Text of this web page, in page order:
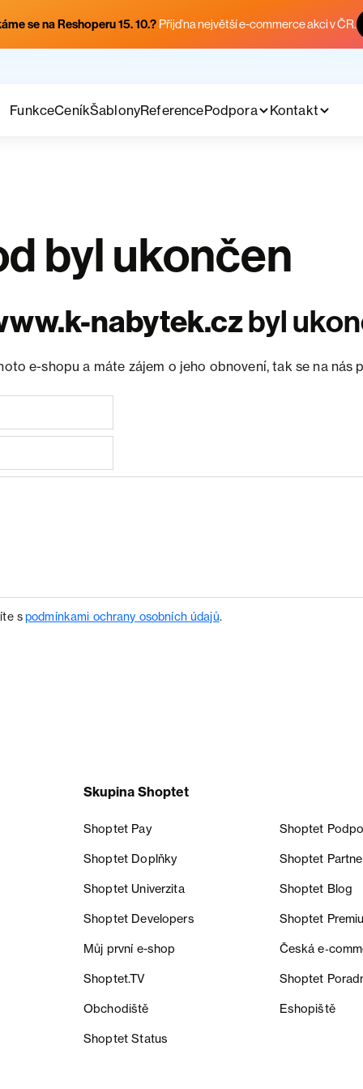
se na Reshoperu 15. 10.? Přijď na největší e-commerce akci v ČR.
FunkceCeníkŠablonyReferencePodpora Kontakt
byl ukončen
nabytek.czbyl
e-shopu a máte zájem o jeho obnovení, tak se na nás
spodmínkami ochrany osobních údajů.
Skupina Shoptet
Shoptet Pay Shoptet
Shoptet Doplňky Shoptet
Shoptet Univerzita Shoptet Blog
Shoptet Developers Shoptet
Můj první e-shop Česká
Shoptet.TV Shoptet
Obchodiště Eshopiště
Shoptet Status